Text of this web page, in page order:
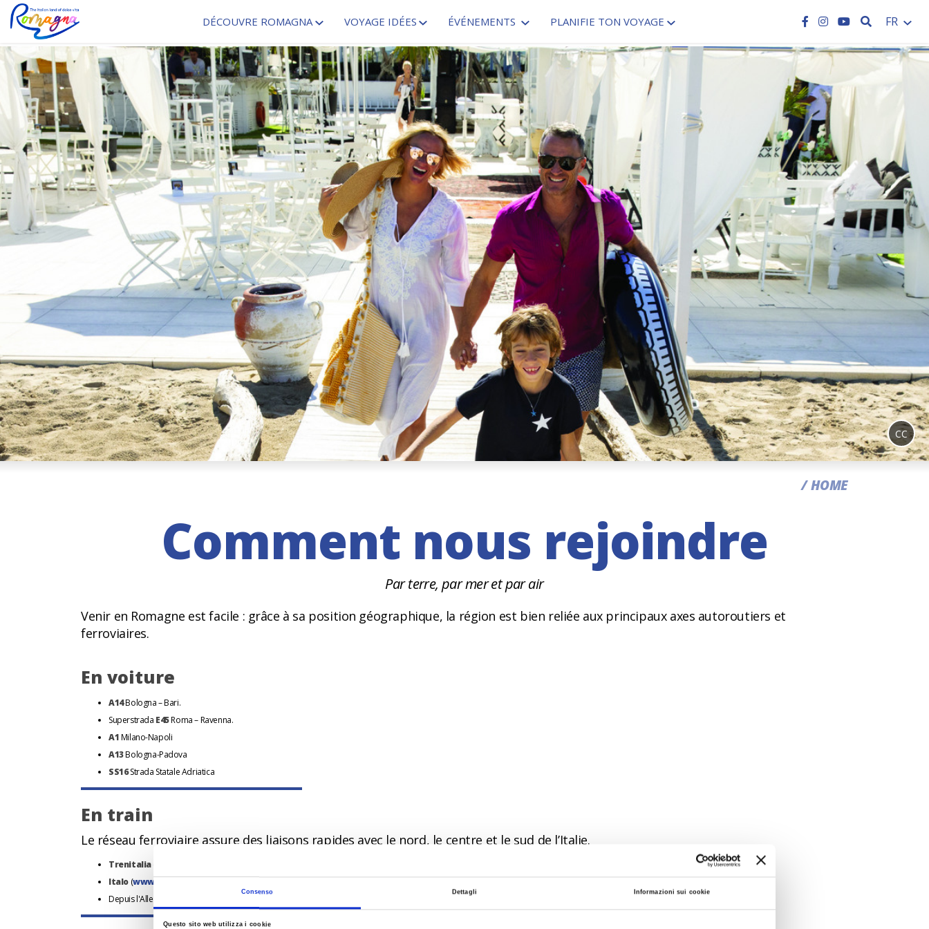
Consenso Dettagli Informazioni sui cookie
Questo sito web utilizza i cookie
DÉCOUVRE ROMAGNA VOYAGE IDÉES ÉVÉNEMENTS PLANIFIE TON VOYAGE FR
CC
HOME
Comment nous rejoindre
Par terre, par mer et par air
Venir en Romagne est facile : grâce à sa position géographique, la région est bien reliée aux principaux axes autoroutiers et
ferroviaires.
En voiture
A14Bologna – Bari.
Superstrada E45Roma – Ravenna.
A1Milano-Napoli
A13Bologna-Padova
SS16Strada Statale Adriatica
En train
Le réseau ferroviaire assure des liaisons rapides avec le nord, le centre et le sud de l’Italie.
Trenitalia(
Italo(www.italotreno.it)
Depuis l'Allemagne – via le Brenner